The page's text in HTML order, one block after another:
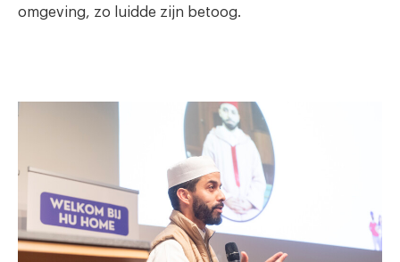
omgeving, zo luidde zijn betoog.